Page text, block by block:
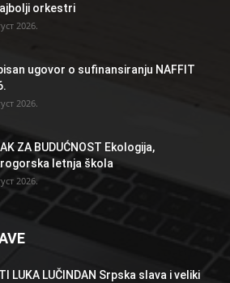
orkestri
2026.
ugovor o sufinansiranju NAFFIT
2026.
ZA BUDUĆNOST Ekologija,
letnja škola
2026.
LUKA LUČINDAN Srpska slava i veliki